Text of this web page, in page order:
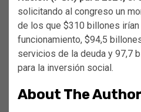
solicitando al congreso un
de los que $310 billones
funcionamiento, $94,5
servicios de la deuda y 97,7
para la inversión social.
About The Author